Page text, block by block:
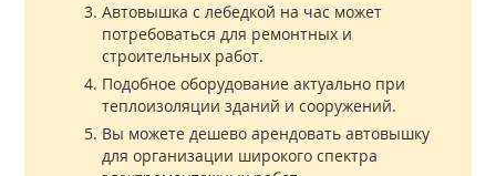
Автовышка с лебедкой на час может
потребоваться для ремонтных и
строительных работ.
Подобное оборудование актуально при
теплоизоляции зданий и сооружений.
Вы можете дешево арендовать автовышку
для организации широкого спектра